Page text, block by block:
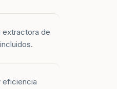
extractora de
eficiencia